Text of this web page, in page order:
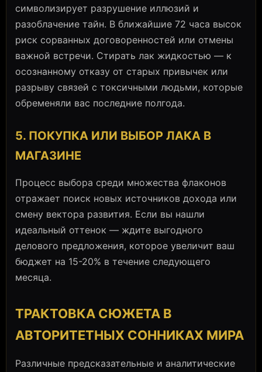
символизирует разрушение иллюзий и
разоблачение тайн. В ближайшие 72 часа высок
риск сорванных договоренностей или отмены
важной встречи. Стирать лак жидкостью — к
осознанному отказу от старых привычек или
разрыву связей с токсичными людьми, которые
обременяли вас последние полгода.
5. ПОКУПКА ИЛИ ВЫБОР ЛАКА В
МАГАЗИНЕ
Процесс выбора среди множества флаконов
отражает поиск новых источников дохода или
смену вектора развития. Если вы нашли
идеальный оттенок — ждите выгодного
делового предложения, которое увеличит ваш
бюджет на 15-20% в течение следующего
месяца.
ТРАКТОВКА СЮЖЕТА В
АВТОРИТЕТНЫХ СОННИКАХ МИРА
Различные предсказательные и аналитические